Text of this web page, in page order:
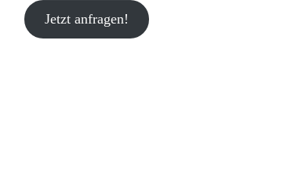
Jetzt anfragen!